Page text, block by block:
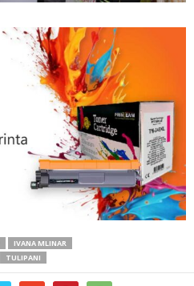
IVANA MLINAR
TULIPANI